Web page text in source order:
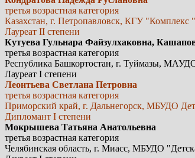
третья возрастная категория
Казахстан, г. Петропавловск, КГУ "Комплекс
Лауреат II степени
Кутуева Гульнара Файзулхаковна,
третья возрастная категория
Республика Башкортостан, г. Туймазы,
Лауреат I степени
Леонтьева Светлана Петровна
третья возрастная категория
Приморский край, г. Дальнегорск, МБУДО
Дипломант I степени
Мокрышева Татьяна Анатольевна
третья возрастная категория
Челябинская область, г. Миасс, МБУДО